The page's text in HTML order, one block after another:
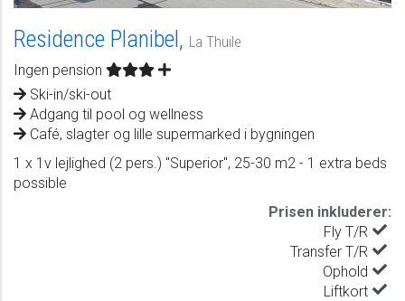
Residence Planibel, La Thuile
Ingen pension
Ski-in/ski-out
Adgang til pool og wellness
Café, slagter og lille supermarked i bygningen
1 x 1v lejlighed (2 pers.) "Superior", 25-30 m2 - 1 extra beds
possible
Prisen inkluderer:
Fly T/R
Transfer T/R
Ophold
Liftkort